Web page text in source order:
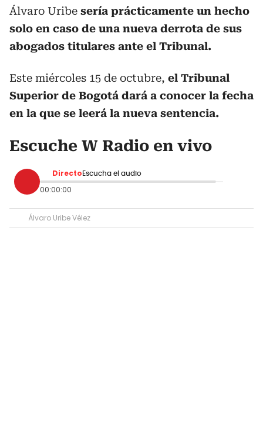
Álvaro Uribe sería prácticamente un hecho
solo en caso de una nueva derrota de sus
abogados titulares ante el Tribunal.
Este miércoles 15 de octubre, el Tribunal
Superior de Bogotá dará a conocer la fecha
en la que se leerá la nueva sentencia.
Escuche W Radio en vivo
Directo Escucha el audio
00:00:00
Álvaro Uribe Vélez